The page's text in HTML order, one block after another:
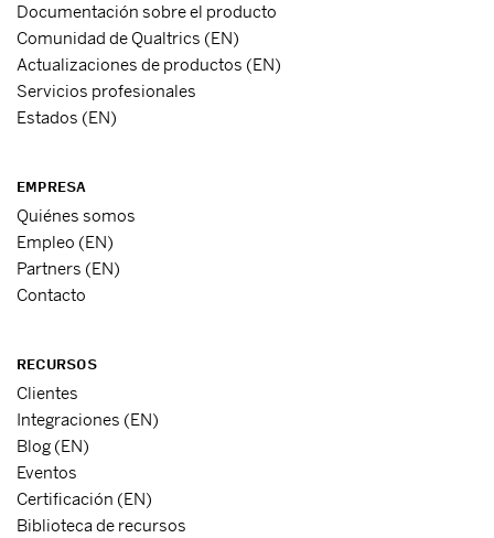
Documentación sobre el producto
Comunidad de Qualtrics (EN)
Actualizaciones de productos (EN)
Servicios profesionales
Estados (EN)
EMPRESA
Quiénes somos
Empleo (EN)
Partners (EN)
Contacto
RECURSOS
Clientes
Integraciones (EN)
Blog (EN)
Eventos
Certificación (EN)
Biblioteca de recursos